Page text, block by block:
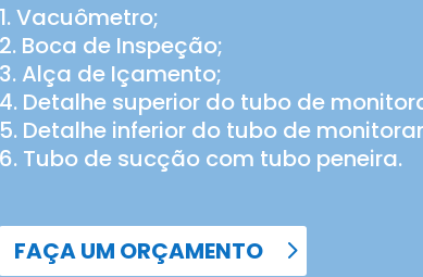
Vacuômetro;
Boca de Inspeção;
Alça de Içamento;
Detalhe superior do tubo de
Detalhe inferior do tubo de
Tubo de sucção com tubo peneira.
FAÇA UM ORÇAMENTO